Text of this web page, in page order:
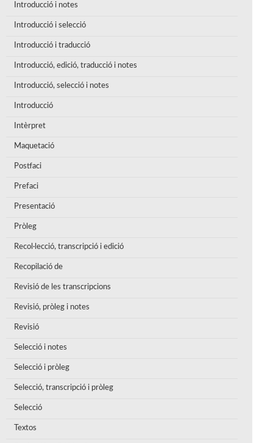
Introducció i notes
Introducció i selecció
Introducció i traducció
Introducció, edició, traducció i notes
Introducció, selecció i notes
Introducció
Intèrpret
Maquetació
Postfaci
Prefaci
Presentació
Pròleg
Recol·lecció, transcripció i edició
Recopilació de
Revisió de les transcripcions
Revisió, pròleg i notes
Revisió
Selecció i notes
Selecció i pròleg
Selecció, transcripció i pròleg
Selecció
Textos